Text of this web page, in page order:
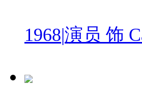
1968|演员 饰